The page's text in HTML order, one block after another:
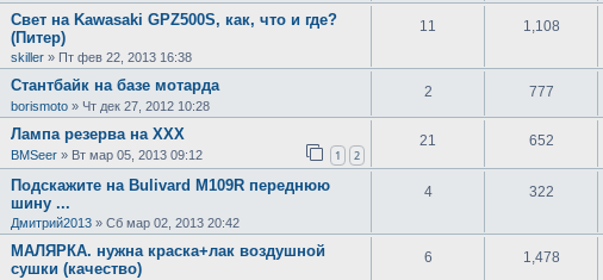
Свет на Kawasaki GPZ500S, как, что и где?
(Питер)
skiller » Пт фев 22, 2013 16:38
11 1,108
Стантбайк на базе мотарда
borismoto » Чт дек 27, 2012 10:28
2 777
Лампа резерва на ХХХ
BMSeer » Вт мар 05, 2013 09:12 1 2
21 652
Подскажите на Bulivard M109R переднюю
шину ...
Дмитрий2013 » Сб мар 02, 2013 20:42
4 322
МАЛЯРКА. нужна краска+лак воздушной
сушки (качество)
6 1,478